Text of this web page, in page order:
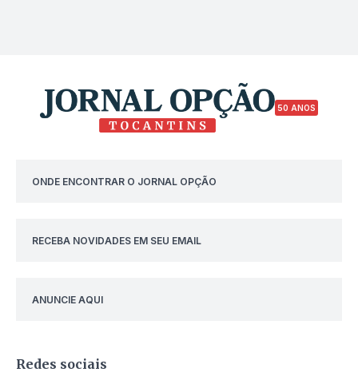
50 ANOS
ONDE ENCONTRAR O JORNAL OPÇÃO
RECEBA NOVIDADES EM SEU EMAIL
ANUNCIE AQUI
Redes sociais